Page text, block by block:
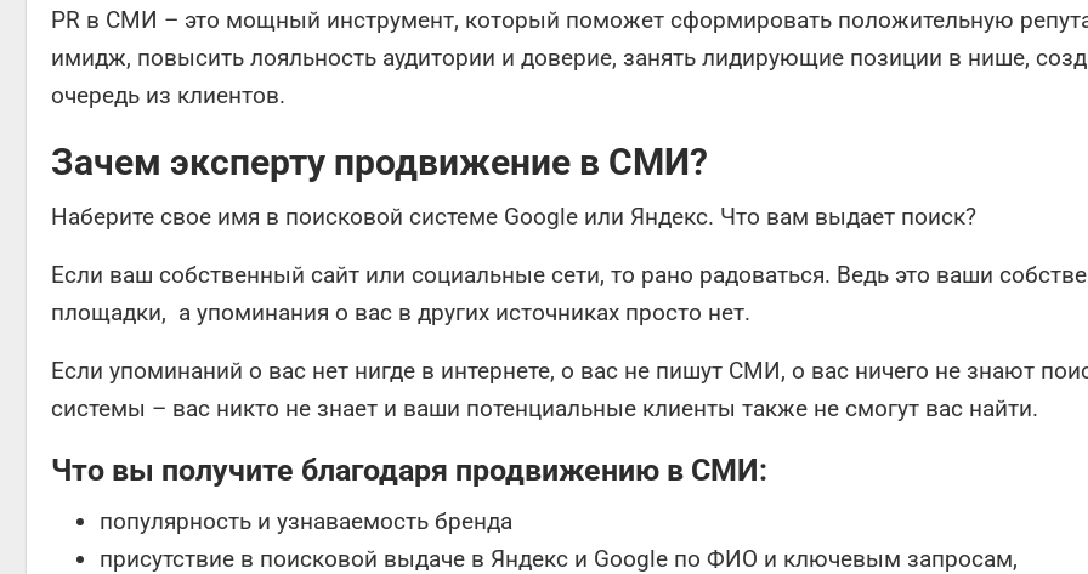
PR в СМИ – это мощный инструмент, который поможет сформировать положительную
имидж, повысить лояльность аудитории и доверие, занять лидирующие позиции в нише,
очередь из клиентов.
Зачем эксперту продвижение в СМИ?
Наберите свое имя в поисковой системе Google или Яндекс. Что вам выдает поиск?
Если ваш собственный сайт или социальные сети, то рано радоваться. Ведь это ваши
площадки, а упоминания о вас в других источниках просто нет.
Если упоминаний о вас нет нигде в интернете, о вас не пишут СМИ, о вас ничего не знают
системы – вас никто не знает и ваши потенциальные клиенты также не смогут вас найти. ⠀
Что вы получите благодаря продвижению в СМИ:
популярность и узнаваемость бренда
присутствие в поисковой выдаче в Яндекс и Google по ФИО и ключевым запросам,⠀